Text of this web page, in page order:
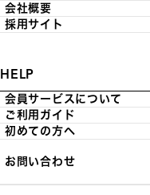
会社概要
採用サイト
HELP
会員サービスについて
ご利用ガイド
初めての方へ
お問い合わせ